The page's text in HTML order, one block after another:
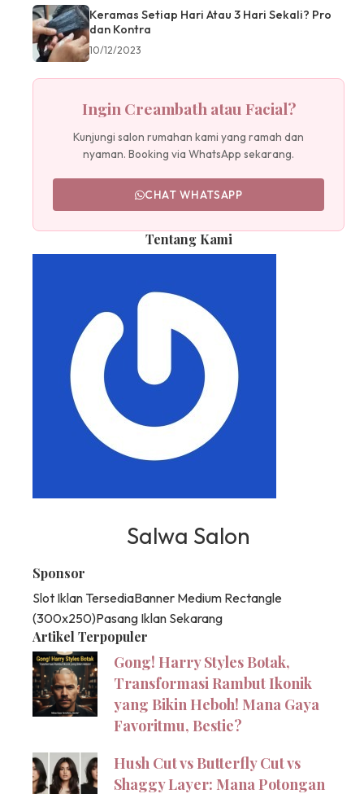
Keramas Setiap Hari Atau 3 Hari Sekali? Pro
dan Kontra
10/12/2023
Ingin Creambath atau Facial?
Kunjungi salon rumahan kami yang ramah dan
nyaman. Booking via WhatsApp sekarang.
CHAT WHATSAPP
Tentang Kami
Salwa Salon
Sponsor
Slot Iklan TersediaBanner Medium Rectangle
(300x250)Pasang Iklan Sekarang
Artikel Terpopuler
Gong! Harry Styles Botak,
Transformasi Rambut Ikonik
yang Bikin Heboh! Mana Gaya
Favoritmu, Bestie?
Hush Cut vs Butterfly Cut vs
Shaggy Layer: Mana Potongan